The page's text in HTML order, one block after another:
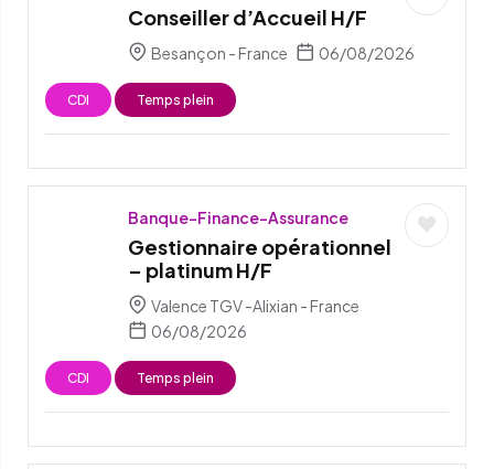
Conseiller d’Accueil H/F
Besançon - France 06/08/2026
CDI Temps plein
Banque-Finance-Assurance
Gestionnaire opérationnel
– platinum H/F
Valence TGV -Alixian - France
06/08/2026
CDI Temps plein